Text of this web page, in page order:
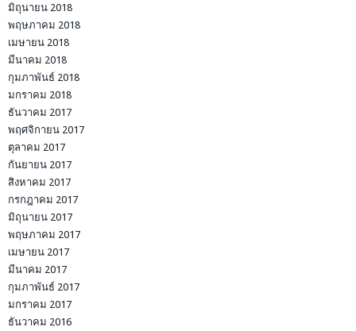
มิถุนายน 2018
พฤษภาคม 2018
เมษายน 2018
มีนาคม 2018
กุมภาพันธ์ 2018
มกราคม 2018
ธันวาคม 2017
พฤศจิกายน 2017
ตุลาคม 2017
กันยายน 2017
สิงหาคม 2017
กรกฎาคม 2017
มิถุนายน 2017
พฤษภาคม 2017
เมษายน 2017
มีนาคม 2017
กุมภาพันธ์ 2017
มกราคม 2017
ธันวาคม 2016